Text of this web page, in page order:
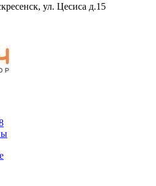
ул. Цесиса д.15